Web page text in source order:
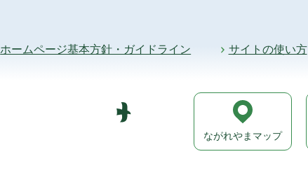
ホームページ基本方針・ガイドライン サイトの使い方
ながれやまマップ